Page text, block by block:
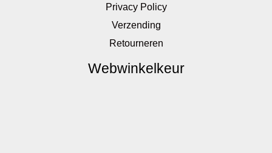
Privacy Policy
Verzending
Retourneren
Webwinkelkeur